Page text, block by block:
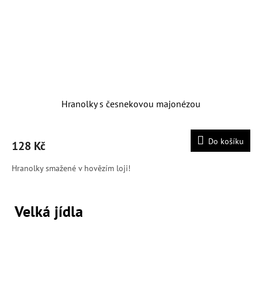
Hranolky s česnekovou majonézou
128 Kč Do košíku
Hranolky smažené v hovězím loji!
Velká jídla